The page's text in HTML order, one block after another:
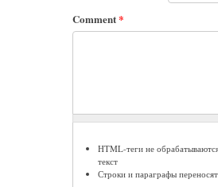
Comment*
HTML-теги не
текст
Строки и параграфы